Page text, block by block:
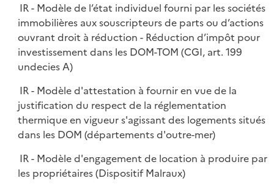
IR - Modèle de l’état individuel fourni par les sociétés
immobilières aux souscripteurs de parts ou d’actions
ouvrant droit à réduction - Réduction d’impôt pour
investissement dans les DOM-TOM (CGI, art. 199
undecies A)
IR - Modèle d'attestation à fournir en vue de la
justification du respect de la réglementation
thermique en vigueur s'agissant des logements situés
dans les DOM (départements d'outre-mer)
IR - Modèle d'engagement de location à produire par
les propriétaires (Dispositif Malraux)